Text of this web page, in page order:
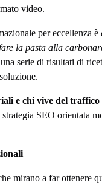
video.
per eccellenza è
la pasta alla
serie di risultati di
e chi vive del traffico
SEO orientata
mirano a far ottenere